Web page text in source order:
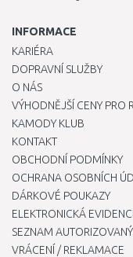
INFORMACE
KARIÉRA
DOPRAVNÍ SLUŽBY
O NÁS
VÝHODNĚJŠÍ CENY PRO
KAMODY KLUB
KONTAKT
OBCHODNÍ PODMÍNKY
OCHRANA OSOBNÍCH
DÁRKOVÉ POUKAZY
ELEKTRONICKÁ
SEZNAM
VRÁCENÍ / REKLAMACE